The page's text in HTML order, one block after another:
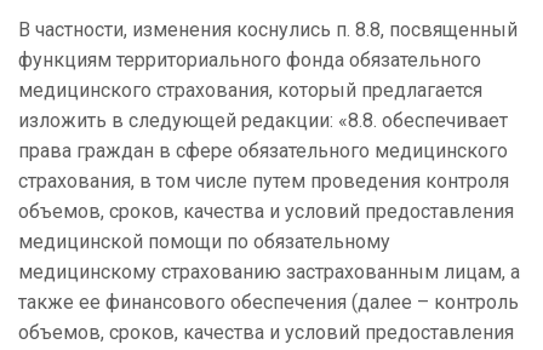
В частности, изменения коснулись п. 8.8, посвященный
функциям территориального фонда обязательного
медицинского страхования, который предлагается
изложить в следующей редакции: «8.8. обеспечивает
права граждан в сфере обязательного медицинского
страхования, в том числе путем проведения контроля
объемов, сроков, качества и условий предоставления
медицинской помощи по обязательному
медицинскому страхованию застрахованным лицам, а
также ее финансового обеспечения (далее – контроль
объемов, сроков, качества и условий предоставления